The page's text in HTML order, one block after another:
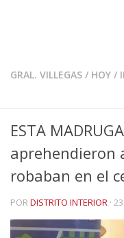
GRAL. VILLEGAS / HOY /
ESTA
aprehendieron
robaban en el
PORDISTRITO INTERIOR ·